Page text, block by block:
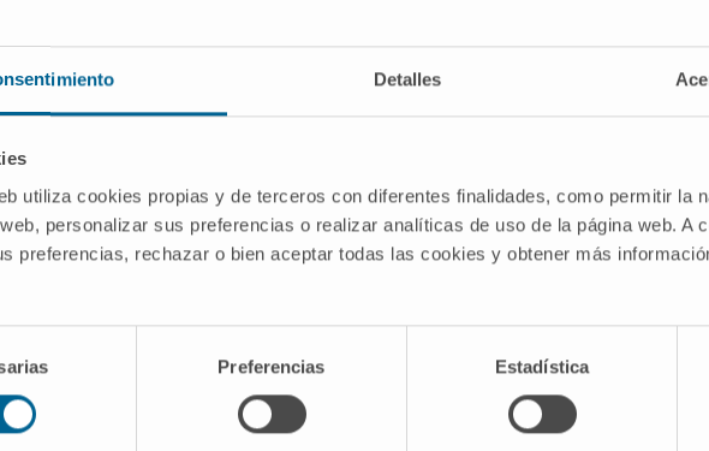
Detalles
utiliza cookies propias y de terceros con diferentes finalidades, como permitir la
personalizar sus preferencias o realizar analíticas de uso de la página web. A
preferencias, rechazar o bien aceptar todas las cookies y obtener más
Preferencias Estadística
Laboratorio GMP del Área de Terapia Celular
Laboratorio PET de Radiofarmacia
Mamógrafo digital
Micro PET